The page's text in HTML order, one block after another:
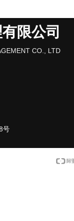
限公司
CO., LTD
号